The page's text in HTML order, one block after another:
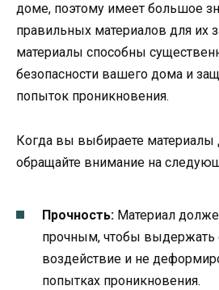
доме, поэтому имеет большое
правильных материалов для
материалы способны
безопасности вашего дома и
попыток проникновения.
Когда вы выбираете материалы
обращайте внимание на
Прочность: Материал
прочным, чтобы выдержать
воздействие и не
попытках проникновения.